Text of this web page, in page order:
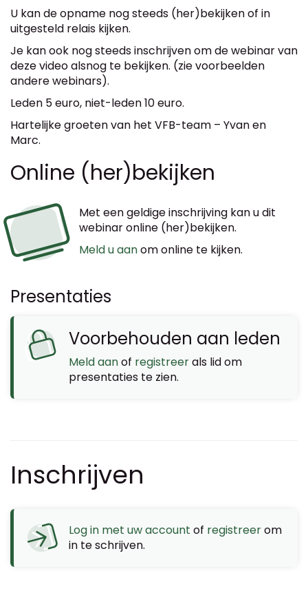
U kan de opname nog steeds (her)bekijken of in
uitgesteld relais kijken.
Je kan ook nog steeds inschrijven om de webinar van
deze video alsnog te bekijken. (zie voorbeelden
andere webinars).
Leden 5 euro, niet-leden 10 euro.
Hartelijke groeten van het VFB-team – Yvan en
Marc.
Online (her)bekijken
Met een geldige inschrijving kan u dit
webinar online (her)bekijken.
Meld u aanom online te kijken.
Presentaties
Voorbehouden aan leden
Meld aanof registreerals lid om
presentaties te zien.
Inschrijven
Log in met uw account of registreerom
in te schrijven.